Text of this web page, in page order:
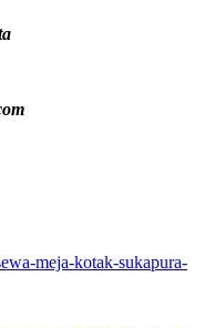
meja-kotak-sukapura-